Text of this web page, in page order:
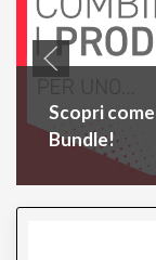
Scopri
Bundle!